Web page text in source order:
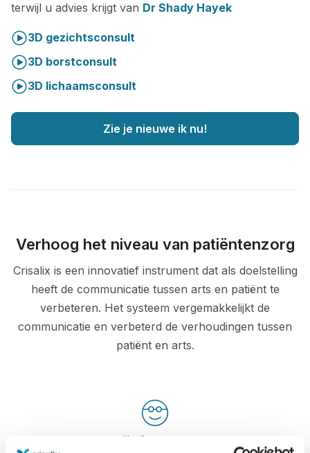
terwijl u advies krijgt van Dr Shady Hayek
3D gezichtsconsult
3D borstconsult
3D lichaamsconsult
Zie je nieuwe ik nu!
Verhoog het niveau van patiëntenzorg
Crisalix is een innovatief instrument dat als doelstelling
heeft de communicatie tussen arts en patiënt te
verbeteren. Het systeem vergemakkelijkt de
communicatie en verbeterd de verhoudingen tussen
patiënt en arts.
Geïnformeerd